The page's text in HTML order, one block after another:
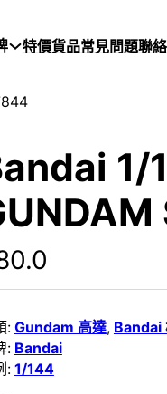
特價貨品常見問題聯
1/
: Gundam 高達, Bandai
: Bandai
: 1/144